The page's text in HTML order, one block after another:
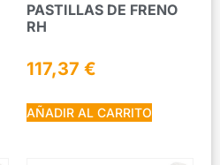
PASTILLAS DE FRENO
RH
117,37 €
AÑADIR AL CARRITO